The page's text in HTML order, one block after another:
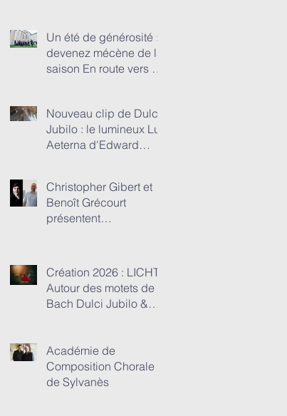
pilier opérationnel de
nos tournées et
festivals d’été 2026
Un été de générosité :
devenez mécène de la
saison En route vers 45
Nouveau clip de Dulci
Jubilo : le lumineux Lux
Aeterna d'Edward
Christopher Gibert et
Benoît Grécourt
présentent
aventure humaine et
musicale entre Anima
Nostra et les
monuments de
Création 2026 : LICHT !
Autour des motets de
Bach Dulci Jubilo &
Académie de
Composition Chorale
de Sylvanès